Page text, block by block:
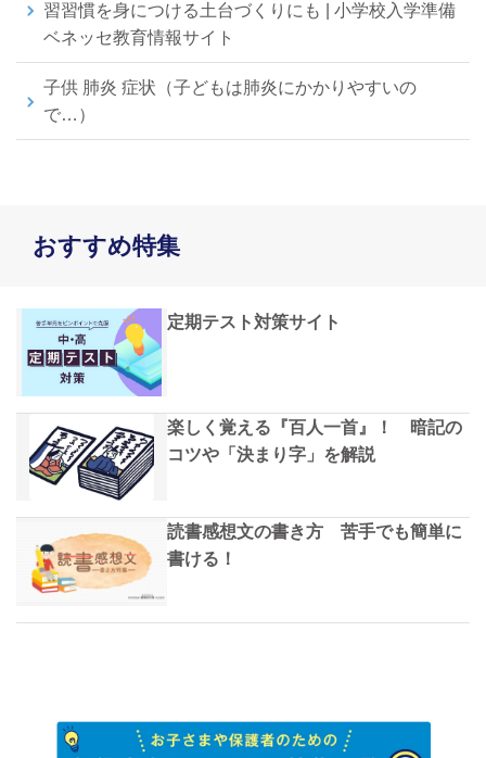
習習慣を身につける土台づくりにも | 小学校入学準備
ベネッセ教育情報サイト
子供 肺炎 症状（子どもは肺炎にかかりやすいの
で…）
おすすめ特集
定期テスト対策サイト
楽しく覚える『百人一首』！ 暗記の
コツや「決まり字」を解説
読書感想文の書き方 苦手でも簡単に
書ける！